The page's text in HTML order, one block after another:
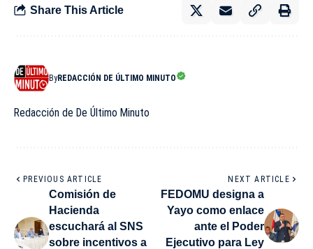
Share This Article
ByREDACCIÓN DE ÚLTIMO MINUTO
Redacción de De Último Minuto
PREVIOUS ARTICLE
Comisión de
Hacienda
escuchará al SNS
sobre incentivos a
NEXT ARTICLE
FEDOMU designa a
Yayo como enlace
ante el Poder
Ejecutivo para Ley